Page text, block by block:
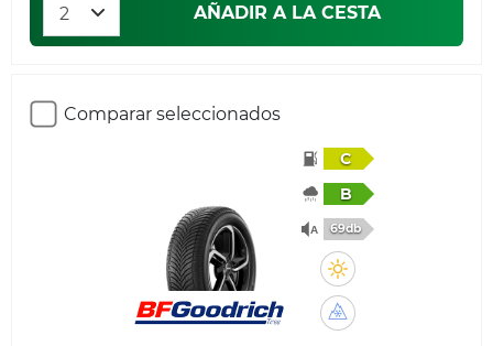
AÑADIR A LA CESTA
Comparar seleccionados
C
B
69db